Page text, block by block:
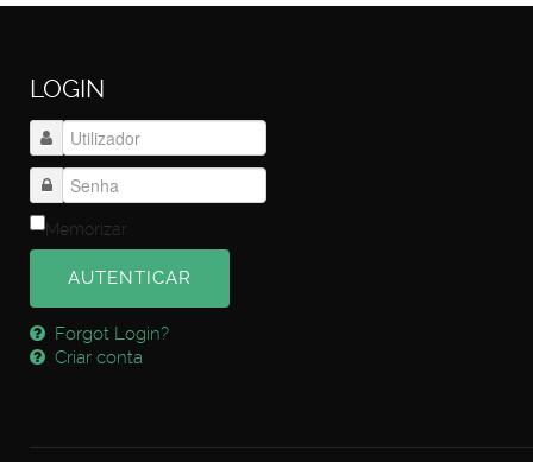
LOGIN
Memorizar
AUTENTICAR
Forgot Login?
Criar conta